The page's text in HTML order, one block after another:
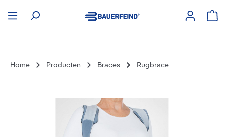
Home Producten Braces Rugbrace
Afbeeldingengalerij overslaan